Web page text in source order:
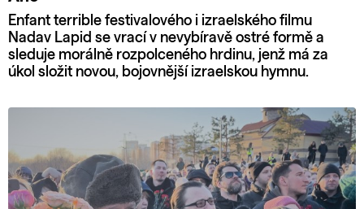
Enfant terrible festivalového i izraelského filmu
Nadav Lapid se vrací v nevybíravě ostré formě a
sleduje morálně rozpolceného hrdinu, jenž má za
úkol složit novou, bojovnější izraelskou hymnu.